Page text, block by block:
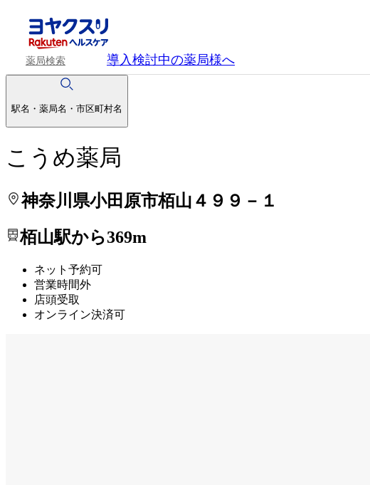
薬局検索 導入検討中の薬局様へ
駅名・薬局名・市区町村名
こうめ薬局
神奈川県小田原市栢山４９９－１
栢山駅から369m
ネット予約可
営業時間外
店頭受取
オンライン決済可
処方せんを送って待ち時間を短く！
処方せんを送って待ち時間を短く！